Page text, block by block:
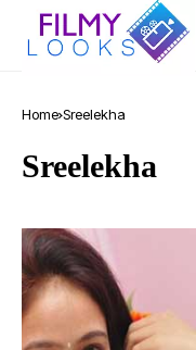
Home Sreelekha
Sreelekha